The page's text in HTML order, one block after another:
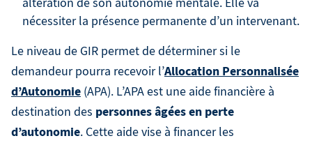
nécessiter la présence permanente d’un intervenant.
Le niveau de GIR permet de déterminer si le
demandeur pourra recevoir l’Allocation Personnalisée
d’Autonomie (APA). L’APA est une aide financière à
destination des personnes âgées en perte
d’autonomie. Cette aide vise à financer les